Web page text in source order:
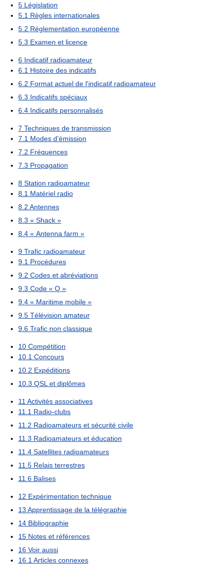
5 Législation
5.1 Règles internationales
5.2 Réglementation européenne
5.3 Examen et licence
6 Indicatif radioamateur
6.1 Histoire des indicatifs
6.2 Format actuel de l'indicatif radioamateur
6.3 Indicatifs spéciaux
6.4 Indicatifs personnalisés
7 Techniques de transmission
7.1 Modes d'émission
7.2 Fréquences
7.3 Propagation
8 Station radioamateur
8.1 Matériel radio
8.2 Antennes
8.3 « Shack »
8.4 « Antenna farm »
9 Trafic radioamateur
9.1 Procédures
9.2 Codes et abréviations
9.3 Code « Q »
9.4 « Maritime mobile »
9.5 Télévision amateur
9.6 Trafic non classique
10 Compétition
10.1 Concours
10.2 Expéditions
10.3 QSL et diplômes
11 Activités associatives
11.1 Radio-clubs
11.2 Radioamateurs et sécurité civile
11.3 Radioamateurs et éducation
11.4 Satellites radioamateurs
11.5 Relais terrestres
11.6 Balises
12 Expérimentation technique
13 Apprentissage de la télégraphie
14 Bibliographie
15 Notes et références
16 Voir aussi
16.1 Articles connexes